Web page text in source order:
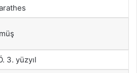
3. yüzyıl